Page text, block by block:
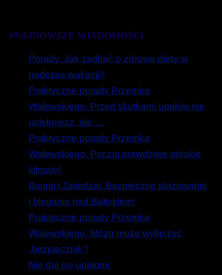
#NAJNOWSZE WIADOMOŚCI
Porady. Jak zadbać o zdrową dietę w
podczas wakacji?
Praktyczne porady Przemka
Walewskiego. Przed skutkami upałów nie
uciekniesz, ale …
Praktyczne porady Przemka
Walewskiego. Poczuj prawdziwe górskie
klimaty!
Biegaj i Zwiedzaj. Bezpieczne plażowanie
i bieganie nad Bałtykiem!
Praktyczne porady Przemka
Walewskiego. Mózg może wyłączyć
„bezpiecznik”!
Nie daj się upałom!